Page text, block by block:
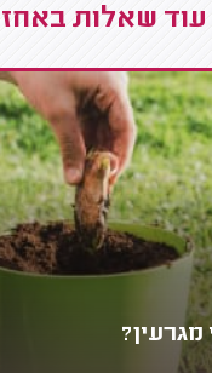
עוד שאלות
מגרעין?